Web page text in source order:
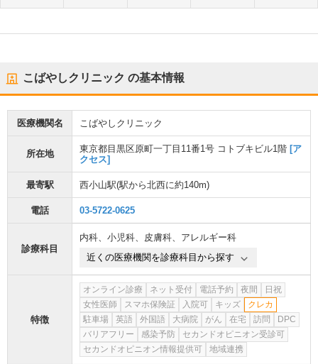
こばやしクリニック の基本情報
医療機関名 こばやしクリニック
所在地 東京都目黒区原町一丁目11番1号 コトブキビル1階 [ア
クセス]
最寄駅 西小山駅(駅から北西に約140m)
電話 03-5722-0625
診療科目
内科、 小児科、 皮膚科、 アレルギー科
近くの医療機関を診療科目から探す
特徴
オンライン診療 ネット受付 電話予約 夜間
日祝
女性医師
スマホ保険証 入院可 キッズ
クレカ
駐車場
英語 外国語 大病院 がん 在宅 訪問
DPC
バリアフリー
感染予防
セカンドオピニオン受診可
セカンドオピニオン情報提供可
地域連携